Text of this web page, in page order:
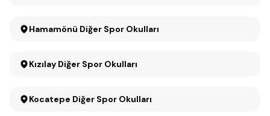
Hamamönü Diğer Spor Okulları
Kızılay Diğer Spor Okulları
Kocatepe Diğer Spor Okulları